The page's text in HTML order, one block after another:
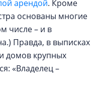
арендой. Кроме
основаны многие
числе – и в
Правда, в выписках
домов крупных
«Владелец –